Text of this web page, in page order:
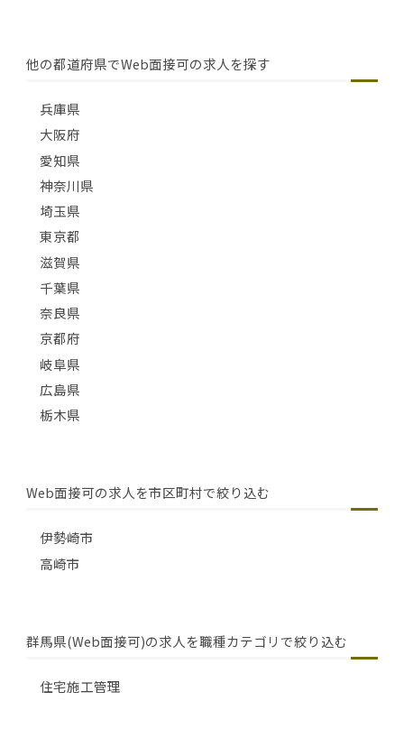
他の都道府県でWeb面接可の求人を探す
兵庫県
大阪府
愛知県
神奈川県
埼玉県
東京都
滋賀県
千葉県
奈良県
京都府
岐阜県
広島県
栃木県
Web面接可の求人を市区町村で絞り込む
伊勢崎市
高崎市
群馬県(Web面接可)の求人を職種カテゴリで絞り込む
住宅施工管理